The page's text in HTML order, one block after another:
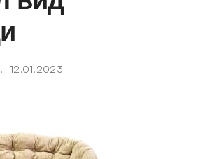
12.01.2023